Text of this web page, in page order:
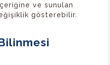
ve sunulan
gösterebilir.